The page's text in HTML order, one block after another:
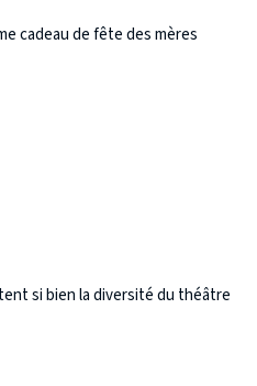
cadeau de fête des mères
si bien la diversité du théâtre